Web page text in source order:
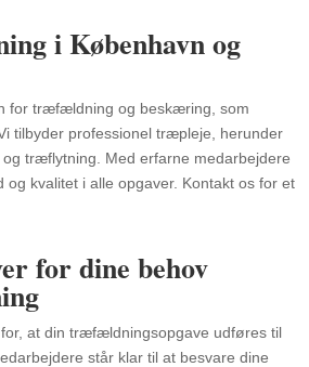
i København og
for træfældning og beskæring, som
tilbyder professionel træpleje, herunder
træflytning. Med erfarne medarbejdere
kvalitet i alle opgaver. Kontakt os for et
for dine behov
at din træfældningsopgave udføres til
står klar til at besvare dine